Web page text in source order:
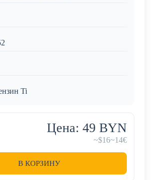
Ti
Цена: 49 BYN
~$16~14€
В КОРЗИНУ